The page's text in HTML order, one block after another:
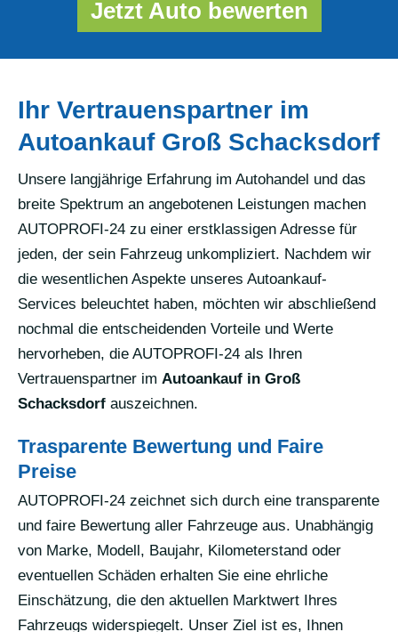
Jetzt Auto bewerten
Ihr Vertrauenspartner im
Autoankauf Groß Schacksdorf
Unsere langjährige Erfahrung im Autohandel und das
breite Spektrum an angebotenen Leistungen machen
AUTOPROFI-24 zu einer erstklassigen Adresse für
jeden, der sein Fahrzeug unkompliziert. Nachdem wir
die wesentlichen Aspekte unseres Autoankauf-
Services beleuchtet haben, möchten wir abschließend
nochmal die entscheidenden Vorteile und Werte
hervorheben, die AUTOPROFI-24 als Ihren
Vertrauenspartner im Autoankauf in Groß
Schacksdorf auszeichnen.
Trasparente Bewertung und Faire
Preise
AUTOPROFI-24 zeichnet sich durch eine transparente
und faire Bewertung aller Fahrzeuge aus. Unabhängig
von Marke, Modell, Baujahr, Kilometerstand oder
eventuellen Schäden erhalten Sie eine ehrliche
Einschätzung, die den aktuellen Marktwert Ihres
Fahrzeugs widerspiegelt. Unser Ziel ist es, Ihnen